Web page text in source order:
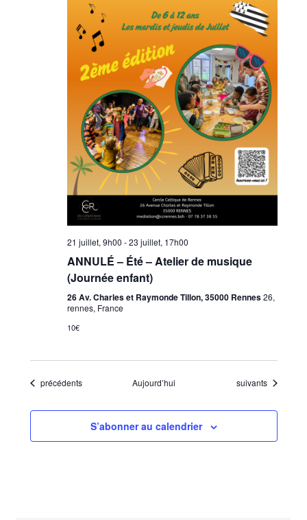
21 juillet, 9h00 -23 juillet, 17h00
ANNULÉ – Été – Atelier de musique
(Journée enfant)
26 Av. Charles et Raymonde Tillon, 35000 Rennes26,
rennes, France
10€
Évènements
précédents Aujourd’hui Évènements
suivants
S’abonner au calendrier